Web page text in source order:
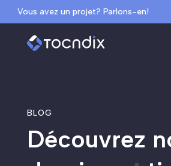
Vous avez un projet? Parlons-en!
BLOG
Découvrez